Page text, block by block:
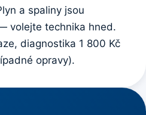
a spaliny jsou
volejte technika hned.
diagnostika 1 800 Kč
opravy).